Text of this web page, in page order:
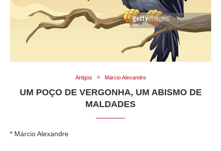
Artigos Márcio Alexandre
UM POÇO DE VERGONHA, UM ABISMO DE
MALDADES
* Márcio Alexandre